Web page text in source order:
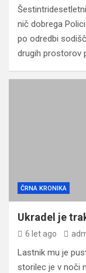
nič dobrega
po odredbi
drugih prostorov
ČRNA KRONIKA
Ukradel je
6 let ago
Lastnik mu je
storilec je v noči